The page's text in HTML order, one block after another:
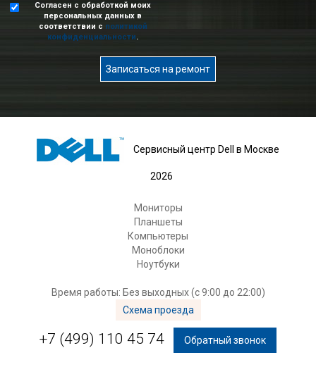
Согласен с обработкой моих
персональных данных в
соответствии с политикой
конфиденциальности.
Записаться на ремонт
Сервисный центр Dell в Москве
2026
Мониторы
Планшеты
Компьютеры
Моноблоки
Ноутбуки
Время работы: Без выходных (с 9:00 до 22:00)
Схема проезда
+7 (499) 110 45 74 Обратный звонок